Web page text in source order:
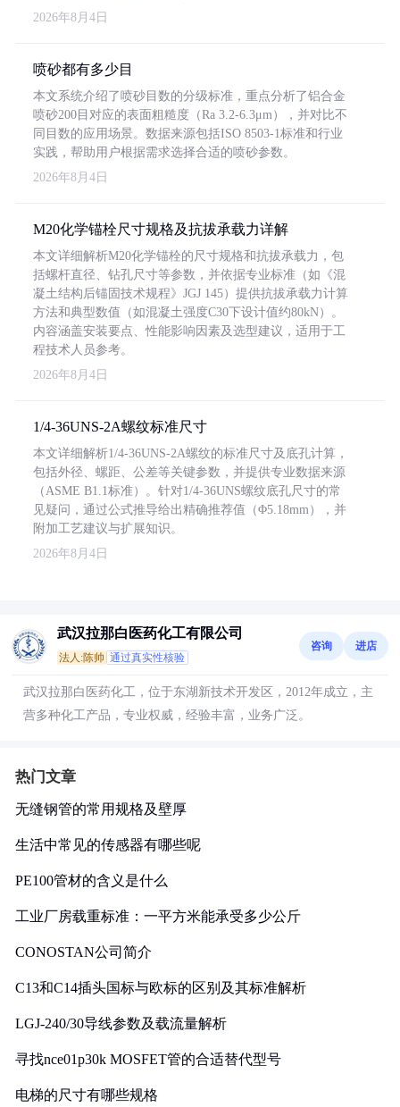
2026年8月4日
喷砂都有多少目
本文系统介绍了喷砂目数的分级标准，重点分析了铝合金
喷砂200目对应的表面粗糙度（Ra 3.2-6.3μm），并对比不
同目数的应用场景。数据来源包括ISO 8503-1标准和行业
实践，帮助用户根据需求选择合适的喷砂参数。
2026年8月4日
M20化学锚栓尺寸规格及抗拔承载力详解
本文详细解析M20化学锚栓的尺寸规格和抗拔承载力，包
括螺杆直径、钻孔尺寸等参数，并依据专业标准（如《混
凝土结构后锚固技术规程》JGJ 145）提供抗拔承载力计算
方法和典型数值（如混凝土强度C30下设计值约80kN）。
内容涵盖安装要点、性能影响因素及选型建议，适用于工
程技术人员参考。
2026年8月4日
1/4-36UNS-2A螺纹标准尺寸
本文详细解析1/4-36UNS-2A螺纹的标准尺寸及底孔计算，
包括外径、螺距、公差等关键参数，并提供专业数据来源
（ASME B1.1标准）。针对1/4-36UNS螺纹底孔尺寸的常
见疑问，通过公式推导给出精确推荐值（Φ5.18mm），并
附加工艺建议与扩展知识。
2026年8月4日
武汉拉那白医药化工有限公司
法人:陈帅 通过真实性核验
咨询 进店
武汉拉那白医药化工，位于东湖新技术开发区，2012年成立，主
营多种化工产品，专业权威，经验丰富，业务广泛。
热门文章
无缝钢管的常用规格及壁厚
生活中常见的传感器有哪些呢
PE100管材的含义是什么
工业厂房载重标准：一平方米能承受多少公斤
CONOSTAN公司简介
C13和C14插头国标与欧标的区别及其标准解析
LGJ-240/30导线参数及载流量解析
寻找nce01p30k MOSFET管的合适替代型号
电梯的尺寸有哪些规格